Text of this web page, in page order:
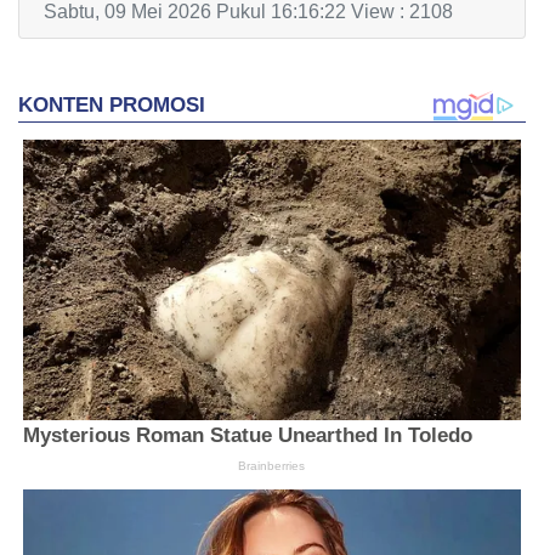
Sabtu, 09 Mei 2026 Pukul 16:16:22 View : 2108